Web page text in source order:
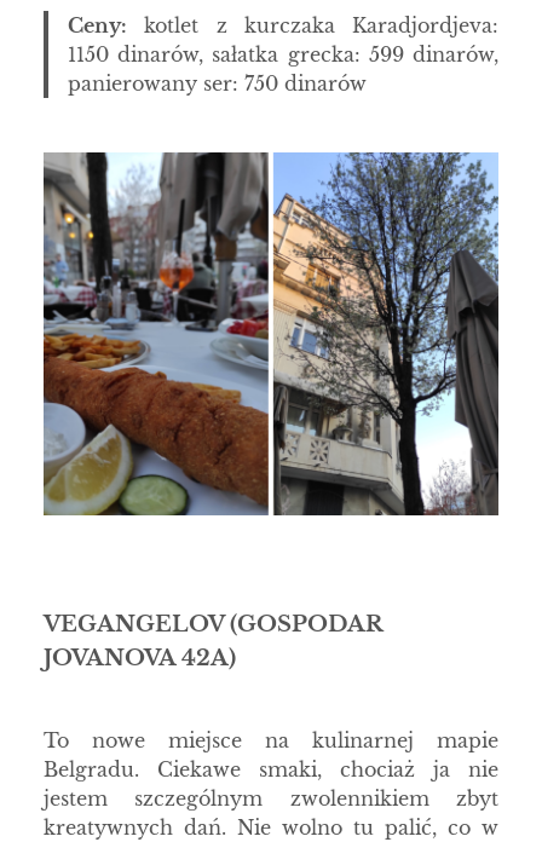
Ceny: kotlet z kurczaka Karadjordjeva:
1150 dinarów, sałatka grecka: 599 dinarów,
panierowany ser: 750 dinarów
VEGANGELOV(GOSPODAR
JOVANOVA 42A)
To nowe miejsce na kulinarnej mapie
Belgradu. Ciekawe smaki, chociaż ja nie
jestem szczególnym zwolennikiem zbyt
kreatywnych dań. Nie wolno tu palić, co w